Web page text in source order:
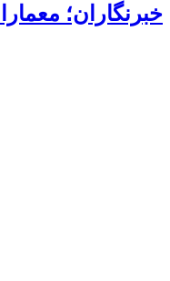
خبرنگاران؛